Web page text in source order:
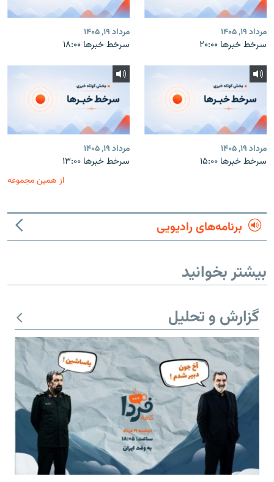
مرداد ۱۹, ۱۴۰۵
سرخط خبرها ۲۰:۰۰
مرداد ۱۹, ۱۴۰۵
سرخط خبرها ۱۸:۰۰
مرداد ۱۹, ۱۴۰۵
سرخط خبرها ۱۵:۰۰
مرداد ۱۹, ۱۴۰۵
سرخط خبرها ۱۳:۰۰
از همین مجموعه
برنامه‌های رادیویی
بیشتر بخوانید
گزارش و تحلیل